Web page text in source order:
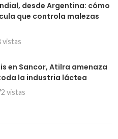
desde Argentina: cómo
que controla malezas
vistas
en Sancor, Atilra amenaza
la industria láctea
vistas